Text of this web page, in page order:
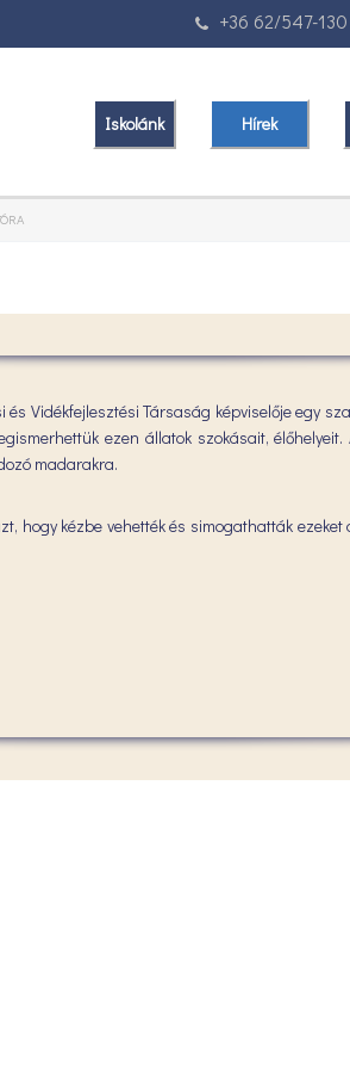
+36 62/547-130
Iskolánk Hírek
Vidékfejlesztési Társaság képviselője egy
ezen állatok szokásait,
madarakra.
hogy kézbe vehették és simogathatták